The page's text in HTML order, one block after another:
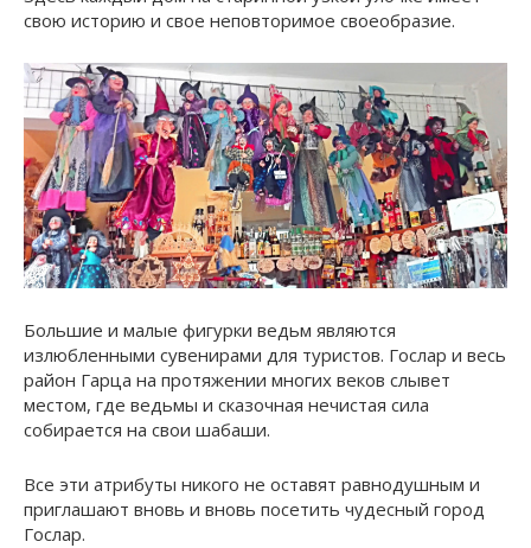
свою историю и свое неповторимое своеобразие.
Большие и малые фигурки ведьм являются
излюбленными сувенирами для туристов. Гослар и весь
район Гарца на протяжении многих веков слывет
местом, где ведьмы и сказочная нечистая сила
собирается на свои шабаши.
Все эти атрибуты никого не оставят равнодушным и
приглашают вновь и вновь посетить чудесный город
Гослар.